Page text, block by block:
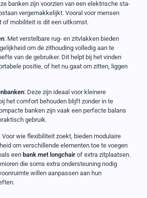
banken zijn voorzien van een elektrische sta-
vergemakkelijkt. Vooral voor mensen
of mobiliteit is dit een uitkomst.
: Met verstelbare rug- en zitvlakken bieden
om de zithouding volledig aan te
van de gebruiker. Dit helpt bij het vinden
positie, of het nu gaat om zitten, liggen
: Deze zijn ideaal voor kleinere
het comfort behouden blijft zonder in te
banken zijn vaak een perfecte balans
gebruik.
: Voor wie flexibiliteit zoekt, bieden modulaire
om verschillende elementen toe te voegen
een bank met longchair of extra zitplaatsen.
die soms extra ondersteuning nodig
willen aanpassen aan hun